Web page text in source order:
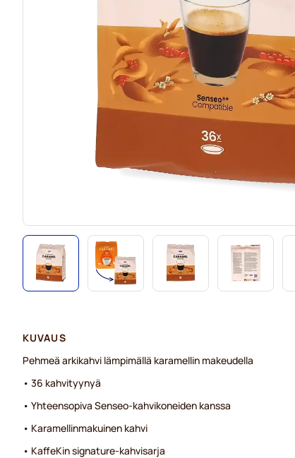
KUVAUS
Pehmeä arkikahvi lämpimällä karamellin makeudella
• 36 kahvityynyä
• Yhteensopiva Senseo-kahvikoneiden kanssa
• Karamellinmakuinen kahvi
• KaffeKin signature-kahvisarja